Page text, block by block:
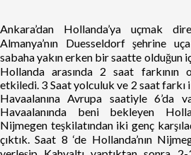
Ankara’dan Hollanda’ya uçmak
Almanya’nın Duesseldorf şehrine
sabaha yakın erken bir saatte olduğun
Hollanda arasında 2 saat farkının
etkiledi. 3 Saat yolculuk ve 2 saat farkı
Havaalanına Avrupa saatiyle 6’da
Havaalanında beni bekleyen
Nijmegen teşkilatından iki genç
çıktık. Saat 8 ‘de Hollanda’nın